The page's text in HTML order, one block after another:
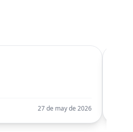
27 de may de 2026